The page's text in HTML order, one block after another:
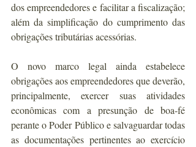
dos empreendedores e facilitar a fiscalização;
além da simplificação do cumprimento das
obrigações tributárias acessórias.
O novo marco legal ainda estabelece
obrigações aos empreendedores que deverão,
principalmente, exercer suas atividades
econômicas com a presunção de boa-fé
perante o Poder Público e salvaguardar todas
as documentações pertinentes ao exercício